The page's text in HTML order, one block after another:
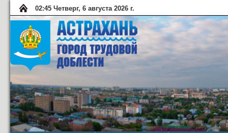
02:45 Четверг, 6 августа 2026 г.